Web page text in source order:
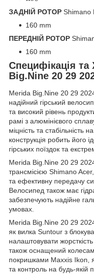
ЗАДНІЙ РОТОР Shimano
160 mm
ПЕРЕДНІЙ РОТОР
160 mm
Специфікація та
Big.Nine 20 29
Merida Big.Nine 20 29
надійний гірський
та високий рівень
рамі з алюмінієвого
міцність та стабільність
конструкція робить його
гірських поїздок та
Merida Big.Nine 20 29
трансмісією Shimano
та ефективну передачу
Велосипед також має
забезпечують надійне
умовах.
Merida Big.Nine 20 29
як вилка Suntour з
налаштовувати
також оснащений
покришками Maxxis Ikon,
та контроль на будь-якій